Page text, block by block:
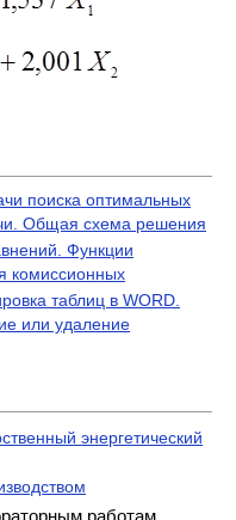
поиска оптимальных
Общая схема решения
Функции
комиссионных
таблиц в WORD.
или удаление
энергетический
работам